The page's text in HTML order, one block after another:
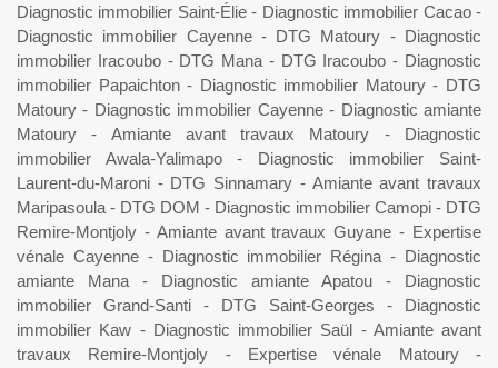
Diagnostic immobilier Saint-Élie- Diagnostic immobilier Cacao-
Diagnostic immobilier Cayenne- DTG Matoury - Diagnostic
immobilier Iracoubo- DTG Mana - DTG Iracoubo - Diagnostic
immobilier Papaichton- Diagnostic immobilier Matoury- DTG
Matoury - Diagnostic immobilier Cayenne- Diagnostic amiante
Matoury - Amiante avant travaux Matoury - Diagnostic
immobilier Awala-Yalimapo- Diagnostic immobilier Saint-
Laurent-du-Maroni - DTG Sinnamary - Amiante avant travaux
Maripasoula - DTG DOM - Diagnostic immobilier Camopi - DTG
Remire-Montjoly - Amiante avant travaux Guyane - Expertise
vénale Cayenne- Diagnostic immobilier Régina - Diagnostic
amiante Mana - Diagnostic amiante Apatou - Diagnostic
immobilier Grand-Santi - DTG Saint-Georges - Diagnostic
immobilier Kaw - Diagnostic immobilier Saül - Amiante avant
travaux Remire-Montjoly - Expertise vénale Matoury-